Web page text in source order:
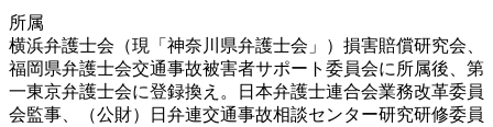
所属
横浜弁護士会（現「神奈川県弁護士会」）損害賠償研究会、
福岡県弁護士会交通事故被害者サポート委員会に所属後、第
一東京弁護士会に登録換え。日本弁護士連合会業務改革委員
会監事、（公財）日弁連交通事故相談センター研究研修委員